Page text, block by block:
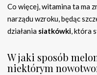
Co więcej, witamina ta ma
narządu wzroku, będąc
działania siatkówki, która
W jaki sposób
niektórym